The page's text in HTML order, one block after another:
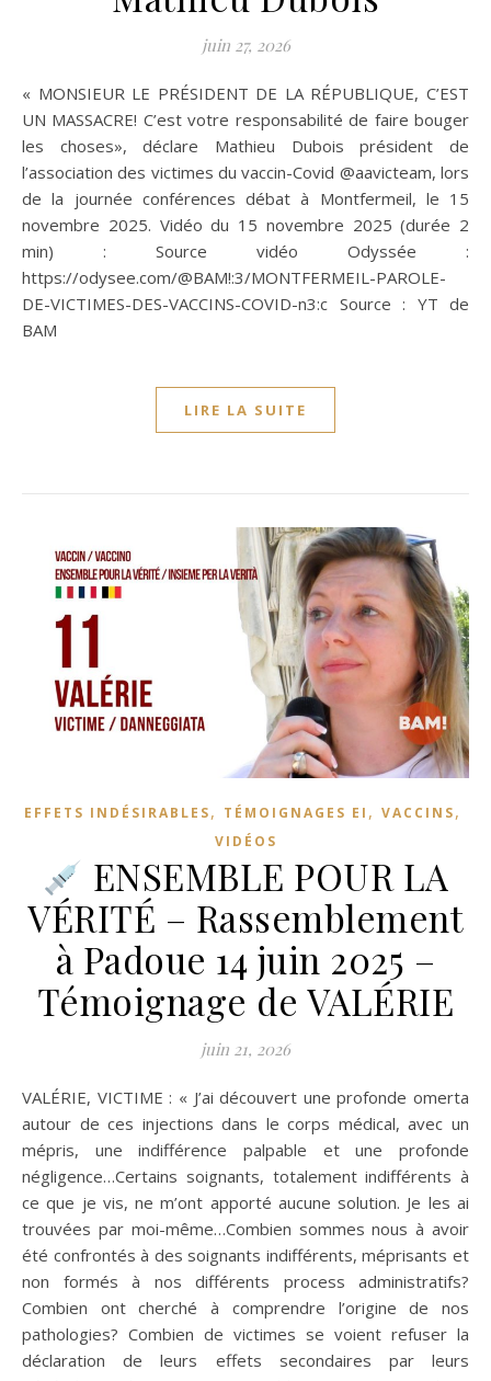
juin 27, 2026
« MONSIEUR LE PRÉSIDENT DE LA RÉPUBLIQUE, C’EST
UN MASSACRE! C’est votre responsabilité de faire bouger
les choses», déclare Mathieu Dubois président de
l’association des victimes du vaccin-Covid ‪@aavicteam‬, lors
de la journée conférences débat à Montfermeil, le 15
novembre 2025. Vidéo du 15 novembre 2025 (durée 2
min) : Source vidéo Odyssée :
https://odysee.com/@BAM!:3/MONTFERMEIL-PAROLE-
DE-VICTIMES-DES-VACCINS-COVID-n3:c Source : YT de
BAM
LIRE LA SUITE
EFFETS INDÉSIRABLES, TÉMOIGNAGES EI , VACCINS,
VIDÉOS
ENSEMBLE POUR LA
VÉRITÉ – Rassemblement
à Padoue 14 juin 2025 –
Témoignage de VALÉRIE
juin 21, 2026
VALÉRIE, VICTIME : « J’ai découvert une profonde omerta
autour de ces injections dans le corps médical, avec un
mépris, une indifférence palpable et une profonde
négligence…Certains soignants, totalement indifférents à
ce que je vis, ne m’ont apporté aucune solution. Je les ai
trouvées par moi-même…Combien sommes nous à avoir
été confrontés à des soignants indifférents, méprisants et
non formés à nos différents process administratifs?
Combien ont cherché à comprendre l’origine de nos
pathologies? Combien de victimes se voient refuser la
déclaration de leurs effets secondaires par leurs